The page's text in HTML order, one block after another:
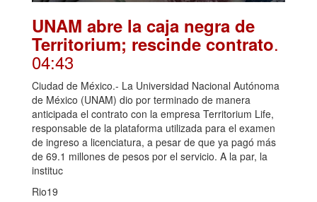
UNAM abre la caja negra de
Territorium; rescinde contrato.
04:43
Ciudad de México.- La Universidad Nacional Autónoma
de México (UNAM) dio por terminado de manera
anticipada el contrato con la empresa Territorium Life,
responsable de la plataforma utilizada para el examen
de ingreso a licenciatura, a pesar de que ya pagó más
de 69.1 millones de pesos por el servicio. A la par, la
instituc
Rio19